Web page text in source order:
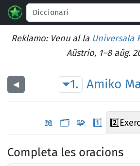
Reklamo: Venu al la Universala
Aŭstrio, 1–8 aŭg.
◀︎ 1. Amiko
📖 🗂️ 🧩 1️⃣ 2️⃣
Completa les oracions